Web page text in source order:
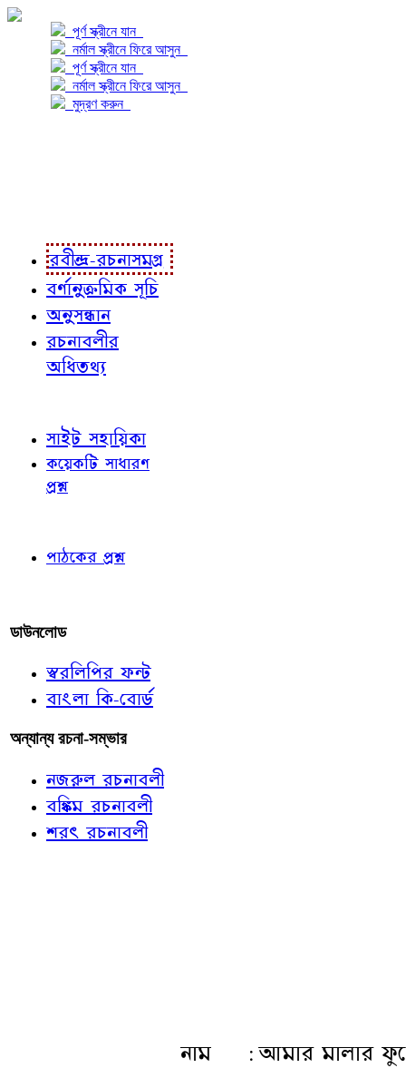
পূর্ণ স্ক্রীনে যান
নর্মাল স্ক্রীনে ফিরে আসুন
পূর্ণ স্ক্রীনে যান
নর্মাল স্ক্রীনে ফিরে আসুন
মুদ্রণ করুন
রবীন্দ্র-রচনাসমগ্র
বর্ণানুক্রমিক সূচি
অনুসন্ধান
রচনাবলীর
অধিতথ্য
সাইট সহায়িকা
কয়েকটি সাধারণ
প্রশ্ন
পাঠকের প্রশ্ন
ডাউনলোড
স্বরলিপির ফন্ট
বাংলা কি-বোর্ড
অন্যান্য রচনা-সম্ভার
নজরুল রচনাবলী
বঙ্কিম রচনাবলী
শরৎ রচনাবলী
নাম :আমার মালার